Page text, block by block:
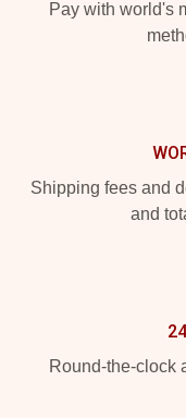
Pay with world's
Shipping fees and
and
Round-the-clock